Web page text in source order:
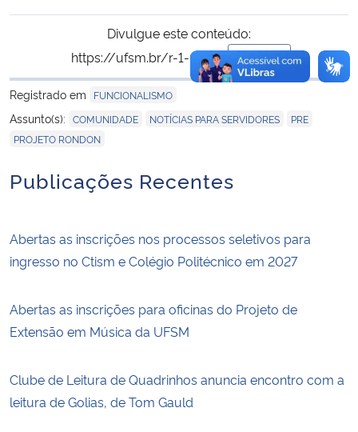
Divulgue este conteúdo:
https://ufsm.br/r-1-61014
Copiar
para área de
Registrado em
FUNCIONALISMO
Assunto(s): COMUNIDADE NOTÍCIAS PARA SERVIDORES PRE
PROJETO RONDON
Publicações Recentes
Abertas as inscrições nos processos seletivos para
ingresso no Ctism e Colégio Politécnico em 2027
Abertas as inscrições para oficinas do Projeto de
Extensão em Música da UFSM
Clube de Leitura de Quadrinhos anuncia encontro com a
leitura de Golias, de Tom Gauld